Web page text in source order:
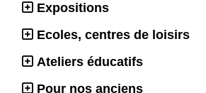
Expositions
Ecoles, centres de loisirs
Ateliers éducatifs
Pour nos anciens